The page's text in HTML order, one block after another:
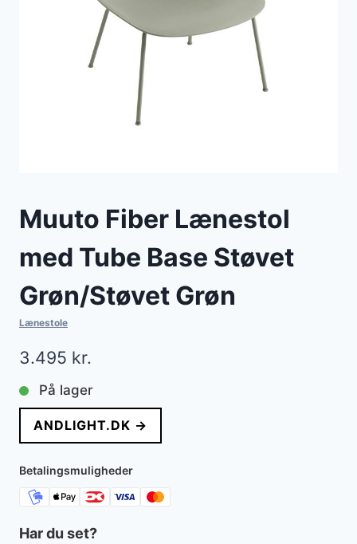
Muuto Fiber Lænestol
med Tube Base Støvet
Grøn/Støvet Grøn
Lænestole
3.495 kr.
På lager
ANDLIGHT.DK →
Betalingsmuligheder
Har du set?